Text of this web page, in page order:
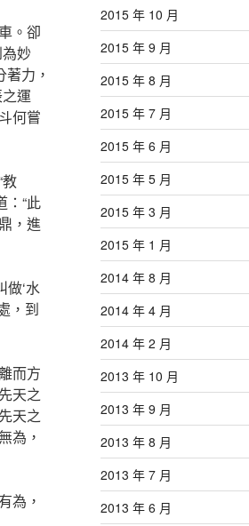
。卻
妙
力，
運
何嘗
：“此
，進
做‘水
，到
而方
天之
天之
為，
為，
2015 年 10 月
2015 年 9 月
2015 年 8 月
2015 年 7 月
2015 年 6 月
2015 年 5 月
2015 年 3 月
2015 年 1 月
2014 年 8 月
2014 年 4 月
2014 年 2 月
2013 年 10 月
2013 年 9 月
2013 年 8 月
2013 年 7 月
2013 年 6 月